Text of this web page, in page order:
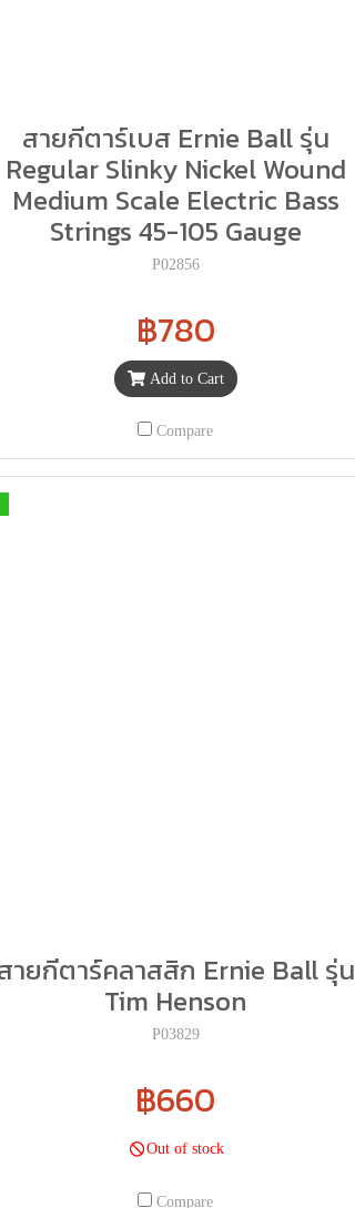
สายกีตาร์เบส Ernie Ball รุ่น
Regular Slinky Nickel Wound
Medium Scale Electric Bass
Strings 45-105 Gauge
P02856
฿780
Add to Cart
Compare
ายกีตาร์คลาสสิก Ernie Ball รุ่น
Tim Henson
P03829
฿660
Out of stock
Compare